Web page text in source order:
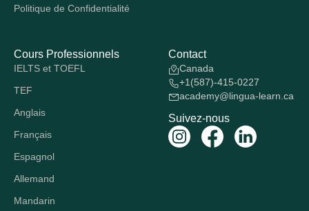
Politique de Confidentialité
Cours Professionnels
IELTS et TOEFL
TEF
Anglais
Français
Espagnol
Allemand
Mandarin
Contact
Canada
+1(587)-415-0227
academy@lingua-learn.ca
Suivez-nous